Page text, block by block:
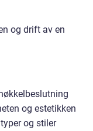
og drift av en
og estetikken
og stiler